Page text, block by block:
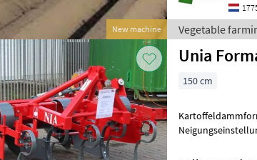
New machine Vegetable
Unia
150 cm
Kartoffeldammformer, Verstellbarer
Neigungseinstellung